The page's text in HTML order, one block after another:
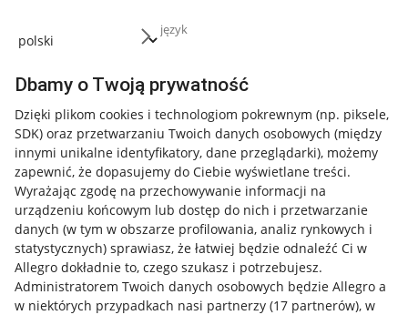
język
Dbamy o Twoją prywatność
Dzięki plikom cookies i technologiom pokrewnym (np. piksele,
SDK) oraz przetwarzaniu Twoich danych osobowych (między
innymi unikalne identyfikatory, dane przeglądarki), możemy
zapewnić, że dopasujemy do Ciebie wyświetlane treści.
Wyrażając zgodę na przechowywanie informacji na
urządzeniu końcowym lub dostęp do nich i przetwarzanie
danych (w tym w obszarze profilowania, analiz rynkowych i
statystycznych) sprawiasz, że łatwiej będzie odnaleźć Ci w
Allegro dokładnie to, czego szukasz i potrzebujesz.
Administratorem Twoich danych osobowych będzie Allegro a
w niektórych przypadkach nasi partnerzy (17 partnerów), w